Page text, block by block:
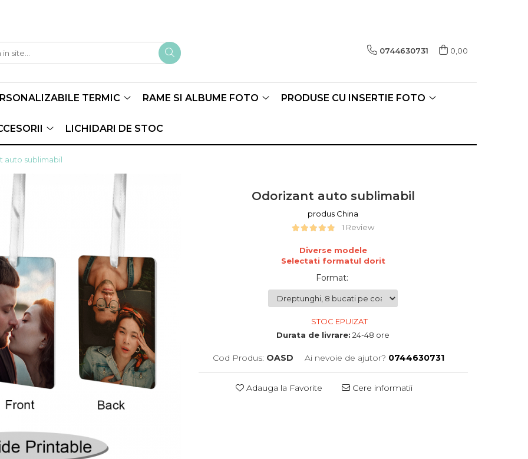
0744630731 0,00
TERMIC RAME SI ALBUME FOTO PRODUSE CU INSERTIE FOTO
LICHIDARI DE STOC
auto sublimabil
Odorizant auto sublimabil
produs China
1 Review
Diverse modele
Selectati formatul dorit
Format:
STOC EPUIZAT
Durata de livrare: 24-48 ore
Cod Produs: OASD Ai nevoie de ajutor? 0744630731
Adauga la Favorite Cere informatii